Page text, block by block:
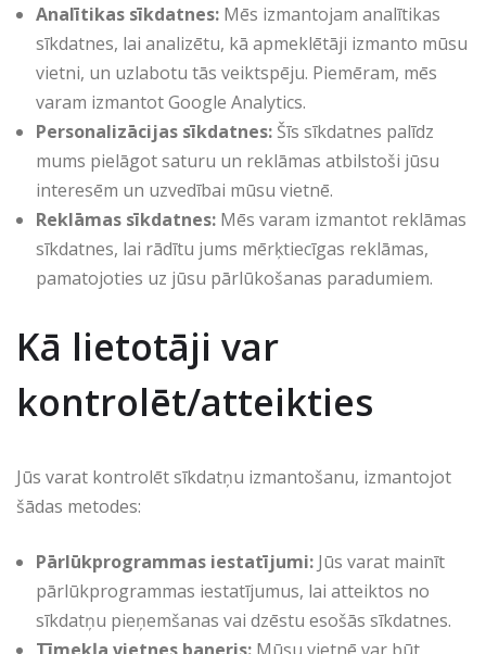
Analītikas sīkdatnes: Mēs izmantojam analītikas
sīkdatnes, lai analizētu, kā apmeklētāji izmanto mūsu
vietni, un uzlabotu tās veiktspēju. Piemēram, mēs
varam izmantot Google Analytics.
Personalizācijas sīkdatnes: Šīs sīkdatnes palīdz
mums pielāgot saturu un reklāmas atbilstoši jūsu
interesēm un uzvedībai mūsu vietnē.
Reklāmas sīkdatnes: Mēs varam izmantot reklāmas
sīkdatnes, lai rādītu jums mērķtiecīgas reklāmas,
pamatojoties uz jūsu pārlūkošanas paradumiem.
Kā lietotāji var
kontrolēt/atteikties
Jūs varat kontrolēt sīkdatņu izmantošanu, izmantojot
šādas metodes:
Pārlūkprogrammas iestatījumi: Jūs varat mainīt
pārlūkprogrammas iestatījumus, lai atteiktos no
sīkdatņu pieņemšanas vai dzēstu esošās sīkdatnes.